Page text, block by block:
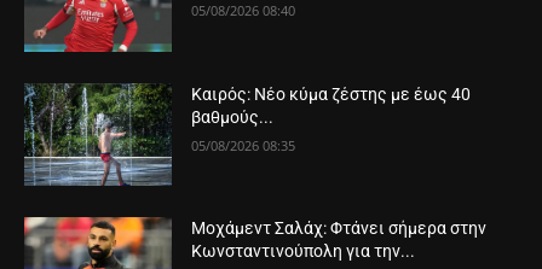
05/08/2026 08:40
Καιρός: Νέο κύμα ζέστης με έως 40
βαθμούς...
05/08/2026 08:35
Μοχάμεντ Σαλάχ: Φτάνει σήμερα στην
Κωνσταντινούπολη για την...